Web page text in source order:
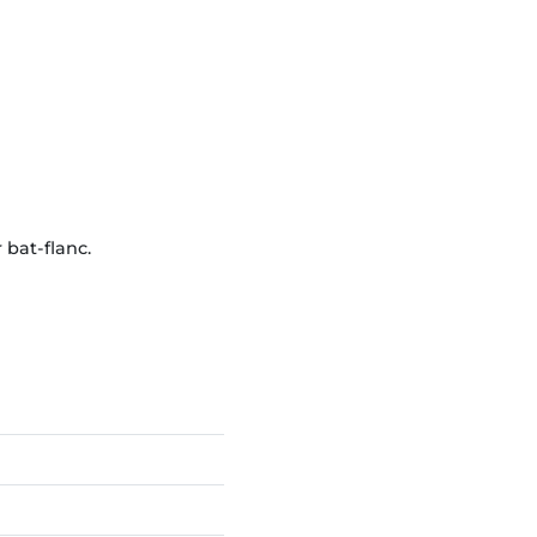
bat-flanc.